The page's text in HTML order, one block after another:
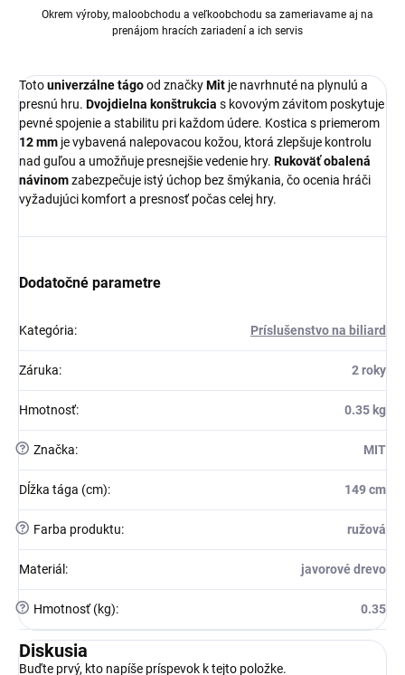
Okrem výroby, maloobchodu a veľkoobchodu sa zameriavame aj na
prenájom hracích zariadení a ich servis
Totouniverzálne tágood značkyMit je navrhnuté na plynulú a
presnú hru. Dvojdielna konštrukcia s kovovým závitom poskytuje
pevné spojenie a stabilitu pri každom údere. Kostica s priemerom
12 mm je vybavená nalepovacou kožou, ktorá zlepšuje kontrolu
nad guľou a umožňuje presnejšie vedenie hry. Rukoväť obalená
návinomzabezpečuje istý úchop bez šmýkania, čo ocenia hráči
vyžadujúci komfort a presnosť počas celej hry.
Dodatočné parametre
Kategória: Príslušenstvo na biliard
Záruka: 2 roky
Hmotnosť: 0.35 kg
? Značka: MIT
Dĺžka tága (cm): 149 cm
? Farba produktu: ružová
Materiál : javorové drevo
? Hmotnosť (kg): 0.35
Diskusia
Buďte prvý, kto napíše príspevok k tejto položke.